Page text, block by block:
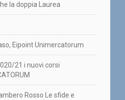
la doppia Laurea
Eipoint Unimercatorum
21 i nuovi corsi
Rosso Le sfide e